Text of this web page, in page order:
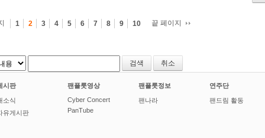
1 2 3 4 5 6 7 8 9 10 끝 페이지
취소
시판
소식
유게시판
팬플룻영상
Cyber Concert
PanTube
팬플룻정보
팬나라
연주단
팬드림 활동